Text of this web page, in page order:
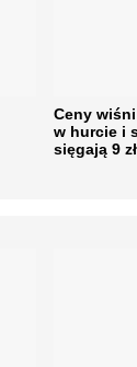
Ceny
w hurcie i
sięgają 9